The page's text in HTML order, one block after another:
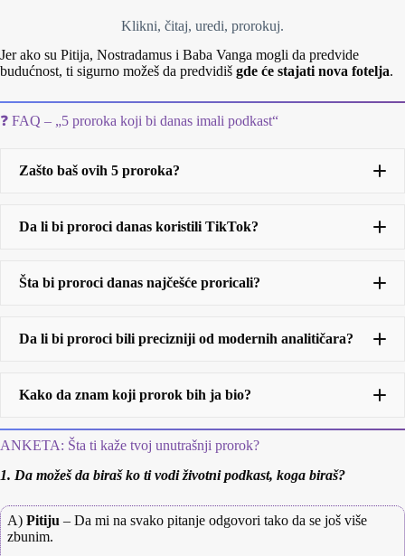
Klikni, čitaj, uredi, prorokuj.
Jer ako su Pitija, Nostradamus i Baba Vanga mogli da predvide
budućnost, ti sigurno možeš da predvidiš gde će stajati nova fotelja.
❓ FAQ – „5 proroka koji bi danas imali podkast“
Zašto baš ovih 5 proroka?
Da li bi proroci danas koristili TikTok?
Šta bi proroci danas najčešće proricali?
Da li bi proroci bili precizniji od modernih analitičara?
Kako da znam koji prorok bih ja bio?
ANKETA: Šta ti kaže tvoj unutrašnji prorok?
1. Da možeš da biraš ko ti vodi životni podkast, koga biraš?
A)Pitiju – Da mi na svako pitanje odgovori tako da se još više
zbunim.